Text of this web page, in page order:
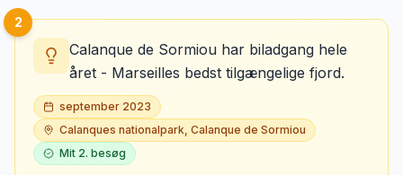
2
Calanque de Sormiou har biladgang hele
året - Marseilles bedst tilgængelige fjord.
september 2023
Calanques nationalpark, Calanque de Sormiou
Mit 2. besøg